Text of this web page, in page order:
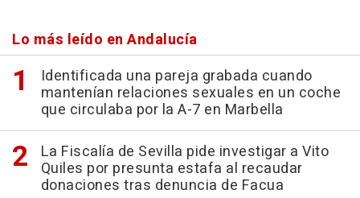
Lo más leído en Andalucía
Identificada una pareja grabada cuando
mantenían relaciones sexuales en un coche
que circulaba por la A-7 en Marbella
La Fiscalía de Sevilla pide investigar a Vito
Quiles por presunta estafa al recaudar
donaciones tras denuncia de Facua